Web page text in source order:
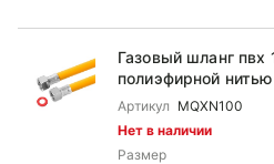
Газовый шланг
полиэфирной
Артикул MQXN100
Нет в наличии
Размер